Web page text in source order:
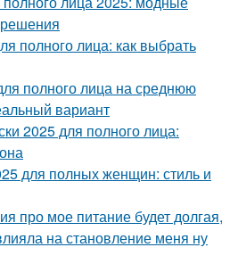
полного лица: как выбрать
полного лица на среднюю
вариант
2025 для полного лица:
для полных женщин: стиль и
про мое питание будет долгая,
на становление меня ну